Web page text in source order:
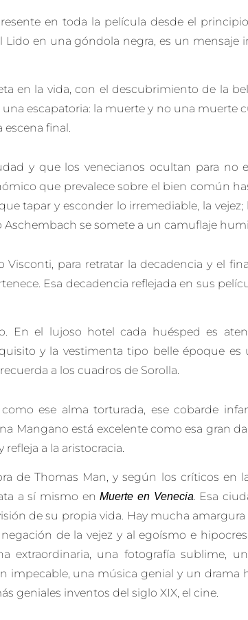
en toda la película desde el
Lido en una góndola negra, es un
en la vida, con el descubrimiento de la
escapatoria: la muerte y no una muerte
escena final.
y que los venecianos ocultan para no
que prevalece sobre el bien común
tapar y esconder lo irremediable, la
se somete a un camuflaje
para retratar la decadencia y el
Esa decadencia reflejada en sus
En el lujoso hotel cada huésped es
y la vestimenta tipo belle époque es
a los cuadros de Sorolla.
ese alma torturada, ese cobarde
Mangano está excelente como esa gran
a la aristocracia.
de Thomas Man, y según los críticos en
a sí mismo enMuerte en Venecia. Esa
de su propia vida. Hay mucha
de la vejez y al egoísmo e
extraordinaria, una fotografía sublime,
impecable, una música genial y un drama
geniales inventos del siglo XIX, el cine.